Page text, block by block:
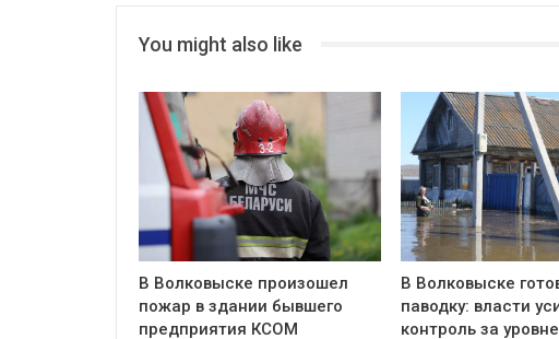
You might also like
В Волковыске произошел
пожар в здании бывшего
предприятия КСОМ
В Волковыске
паводку: власти
контроль за